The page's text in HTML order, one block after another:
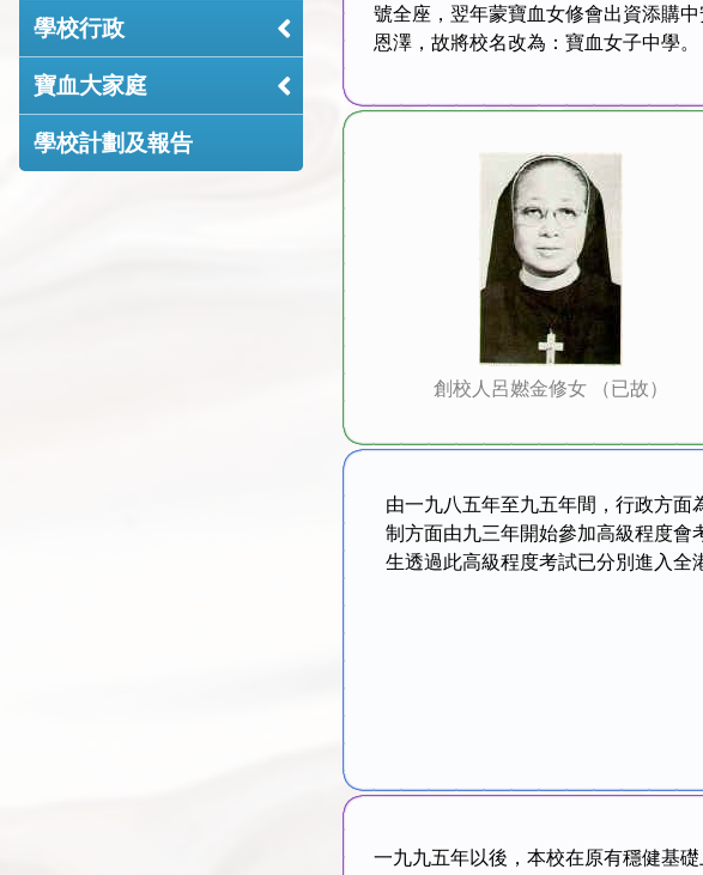
學校行政
寶血大家庭
學校計劃及報告
號全座，翌年蒙寶血女修會出資添購
恩澤，故將校名改為：寶血女子中學。
創校人呂㜣金修女 （已故）
由一九八五年至九五年間，行政方
制方面由九三年開始參加高級程度會
生透過此高級程度考試已分別進入全
一九九五年以後，本校在原有穩健基